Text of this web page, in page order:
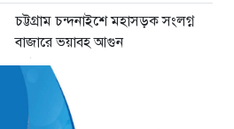
চট্টগ্রাম চন্দনাইশে মহাসড়ক সংলগ্ন
বাজারে ভয়াবহ আগুন
৬ ঘণ্টা আগে
“হাসিনার অনুমতিতেই ইন্টারনেট বন্ধের
পরিকল্পনা বাস্তবায়ন করেন কাদের”